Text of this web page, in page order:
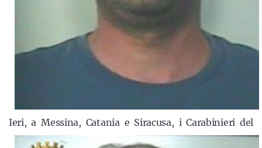
Ieri, a Messina, Catania e Siracusa, iCarabinieri del